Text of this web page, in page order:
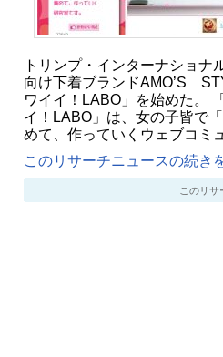
トリンプ・インターナショナ
向け下着ブランドAMO’S
ワイイ！LABO」を始めた。
イ！LABO」は、女の子皆で
めて、作っていくウェブコミ
このリサーチニュースの続き
このリサ